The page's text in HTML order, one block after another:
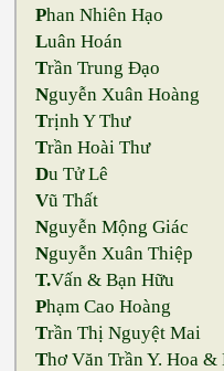
Phan Nhiên Hạo
Luân Hoán
Trần Trung Đạo
Nguyễn Xuân Hoàng
Trịnh Y Thư
Trần Hoài Thư
Du Tử Lê
Vũ Thất
Nguyễn Mộng Giác
Nguyễn Xuân Thiệp
T.Vấn & Bạn Hữu
Phạm Cao Hoàng
Trần Thị Nguyệt Mai
Thơ Văn Trần Y. Hoa &